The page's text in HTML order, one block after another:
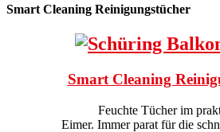
Smart Cleaning Reinigungstücher
Smart Cleaning
Feuchte Tücher im
Eimer. Immer parat für die